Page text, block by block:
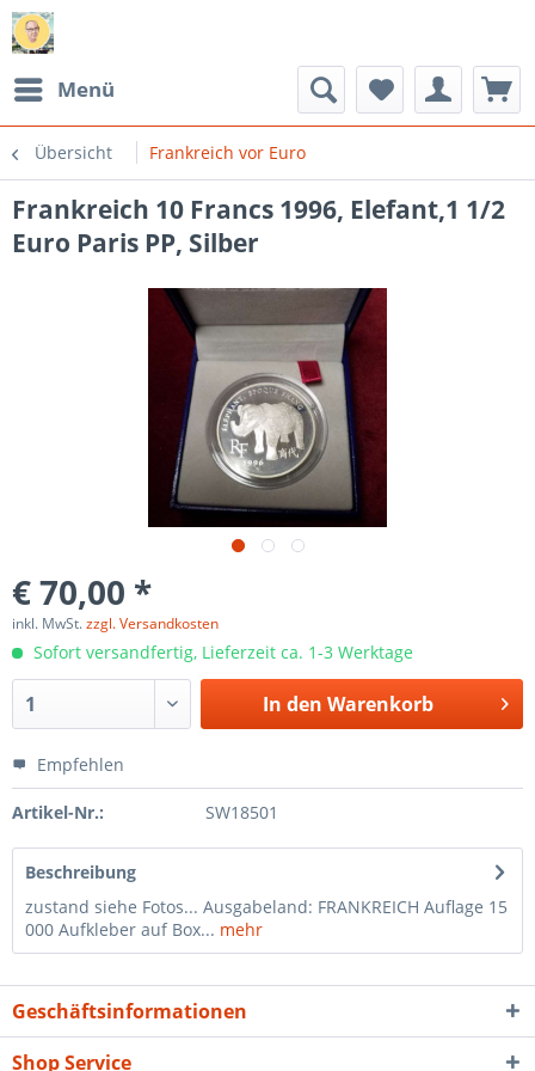
Menü
Übersicht Frankreich vor Euro
Frankreich 10 Francs 1996, Elefant,1 1/2
Euro Paris PP, Silber
€ 70,00 *
inkl. MwSt.zzgl. Versandkosten
Sofort versandfertig, Lieferzeit ca. 1-3 Werktage
In den Warenkorb
Empfehlen
Artikel-Nr.: SW18501
Beschreibung
zustand siehe Fotos... Ausgabeland: FRANKREICH Auflage 15
000 Aufkleber auf Box... mehr
Geschäftsinformationen
Shop Service